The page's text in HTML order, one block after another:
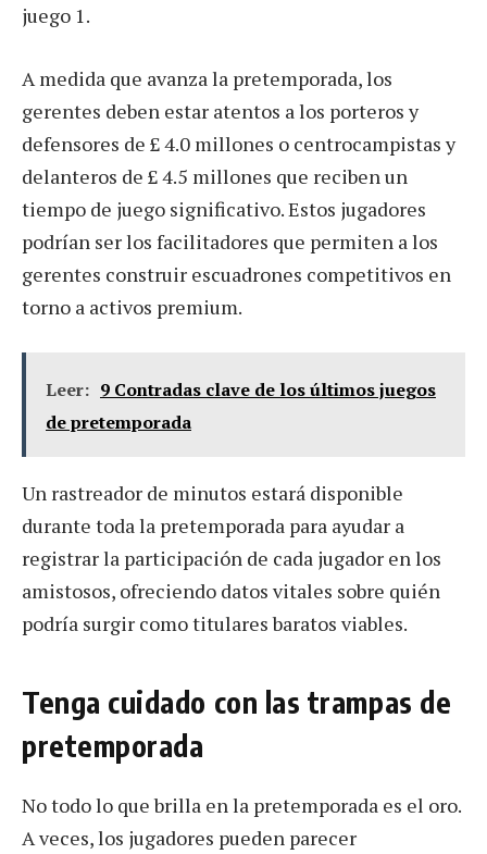
juego 1.
A medida que avanza la pretemporada, los
gerentes deben estar atentos a los porteros y
defensores de £ 4.0 millones o centrocampistas y
delanteros de £ 4.5 millones que reciben un
tiempo de juego significativo. Estos jugadores
podrían ser los facilitadores que permiten a los
gerentes construir escuadrones competitivos en
torno a activos premium.
Leer: 9 Contradas clave de los últimos juegos
de pretemporada
Un rastreador de minutos estará disponible
durante toda la pretemporada para ayudar a
registrar la participación de cada jugador en los
amistosos, ofreciendo datos vitales sobre quién
podría surgir como titulares baratos viables.
Tenga cuidado con las trampas de
pretemporada
No todo lo que brilla en la pretemporada es el oro.
A veces, los jugadores pueden parecer